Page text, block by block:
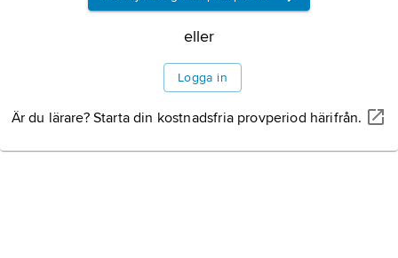
eller
Logga in
Är du lärare? Starta din kostnadsfria provperiod härifrån.